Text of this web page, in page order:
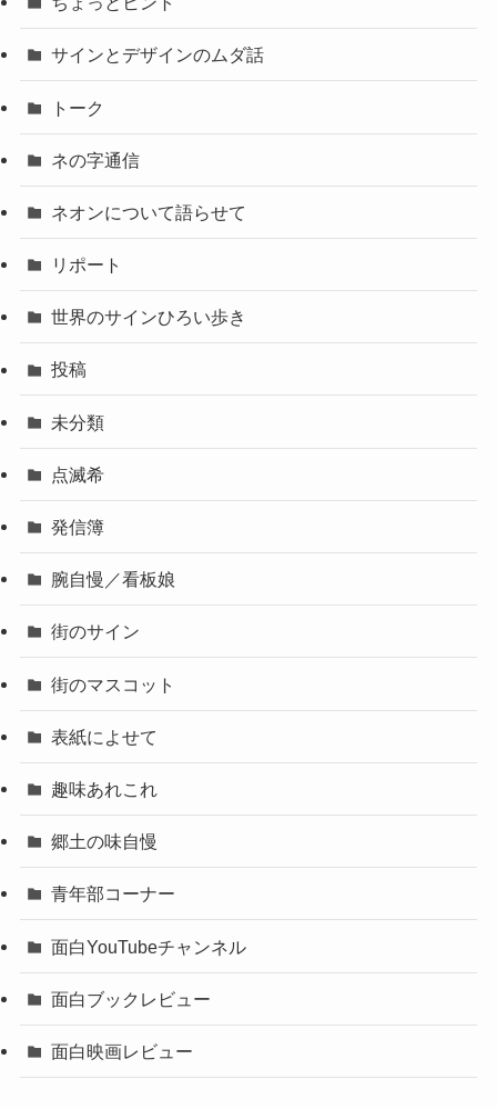
サインとデザインのムダ話
トーク
ネの字通信
ネオンについて語らせて
リポート
世界のサインひろい歩き
投稿
未分類
点滅希
発信簿
腕自慢／看板娘
街のサイン
街のマスコット
表紙によせて
趣味あれこれ
郷土の味自慢
青年部コーナー
面白YouTubeチャンネル
面白ブックレビュー
面白映画レビュー